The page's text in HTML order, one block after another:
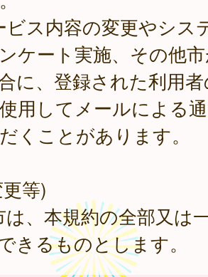
ス内容の変更やシス
ケート実施、その他
に、登録された利用
用してメールによる
くことがあります。
等)
、本規約の全部又は
きるものとします。